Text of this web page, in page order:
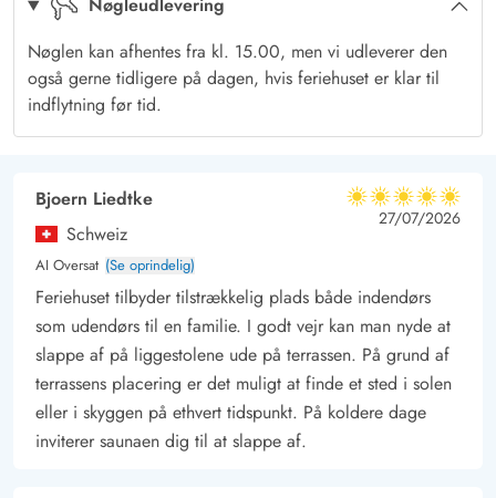
hyggelige grillaftener om sommeren.
Til de mindste finder I også en gynge og en sandkasse til at
lege på naturgrunden, hvorpå der også er opsat et tørrestativ.
Ferie i smukke Bjerregård
Sommerhuset er ideelt beliggende i det populære ferieområde
den brusende Vesterhavskyst. Især vandsportsentusiaster og
lystfiskere, men også naturelskere, får noget for pengene her.
Tag på cykelture og vandreture gennem det smukke hede- og
klitlandskab og nyd den friske Vesterhavsluft.
Til en shoppetur kan det anbefales at besøge den lille kystby
Hvide Sande, hvor I finder et par lokale butikker samt lækre
restauranter og caféer.
Nøgleudlevering
Nøglen kan afhentes fra kl. 15.00, men vi udleverer den
også gerne tidligere på dagen, hvis feriehuset er klar til
indflytning før tid.
Bjoern Liedtke
Schweiz
AI Oversat (Se oprindelig)
5 ud af 5
5 ud af 5
5 out of 5
27/07/2026
Feriehuset tilbyder tilstrækkelig plads både indendørs
som udendørs til en familie. I godt vejr kan man nyde at
slappe af på liggestolene ude på terrassen. På grund af
terrassens placering er det muligt at finde et sted i solen
eller i skyggen på ethvert tidspunkt. På koldere dage
inviterer saunaen dig til at slappe af.